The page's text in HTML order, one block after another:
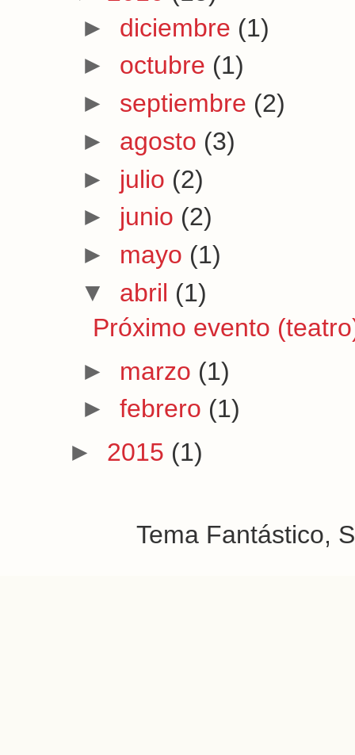
► diciembre (1)
► octubre (1)
► septiembre (2)
► agosto (3)
► julio (2)
► junio (2)
► mayo (1)
▼ abril (1)
Próximo evento
► marzo (1)
► febrero (1)
► 2015 (1)
Tema Fantástico,